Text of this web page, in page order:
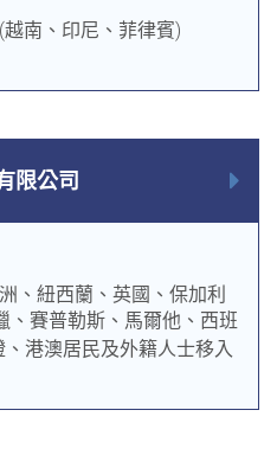
南、印尼、菲律賓)
限公司
、紐西蘭、英國、保加利
、賽普勒斯、馬爾他、西班
港澳居民及外籍人士移入